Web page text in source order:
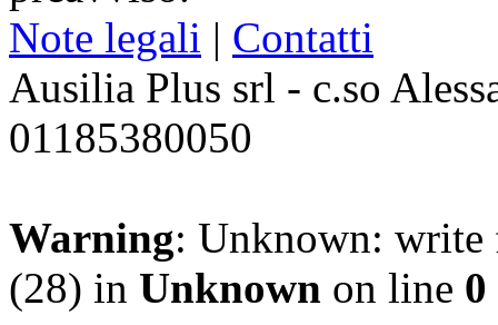
Note legali | Contatti
Ausilia Plus srl - c.so
01185380050
Warning: Unknown: write
(28) in Unknown on line 0